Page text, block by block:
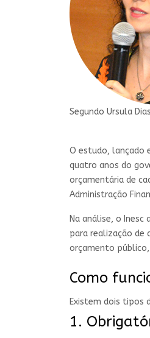
Segundo Ursula
O estudo, lançado
quatro anos do
orçamentária de
Administração
Na análise, o
para realização de
orçamento
Como
Existem dois tipos
1.